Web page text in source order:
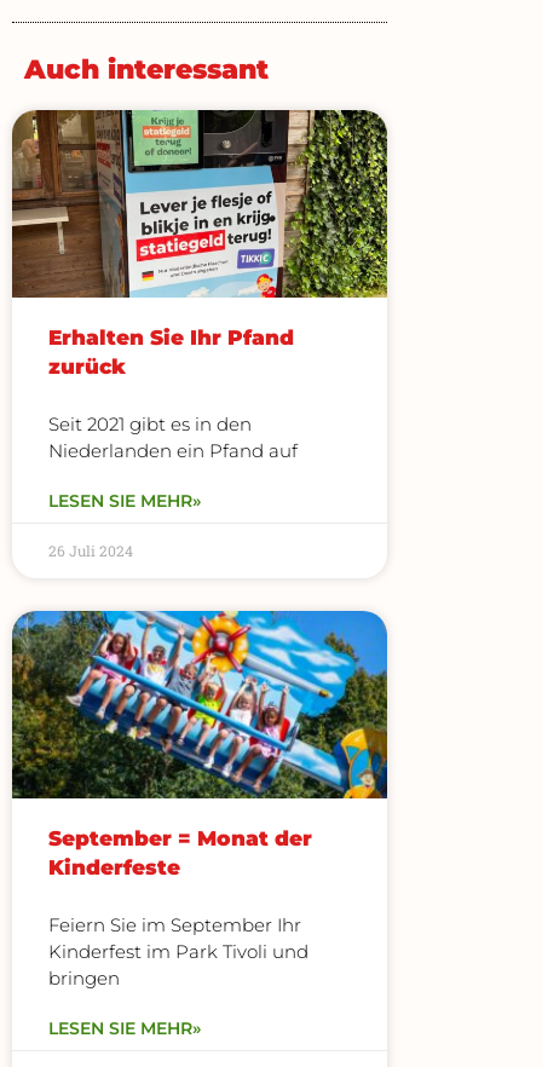
Auch interessant
Erhalten Sie Ihr Pfand
zurück
Seit 2021 gibt es in den
Niederlanden ein Pfand auf
LESEN SIE MEHR»
26 Juli 2024
September = Monat der
Kinderfeste
Feiern Sie im September Ihr
Kinderfest im Park Tivoli und
bringen
LESEN SIE MEHR»
SEITE SEITE SEITE SEITE SEITE